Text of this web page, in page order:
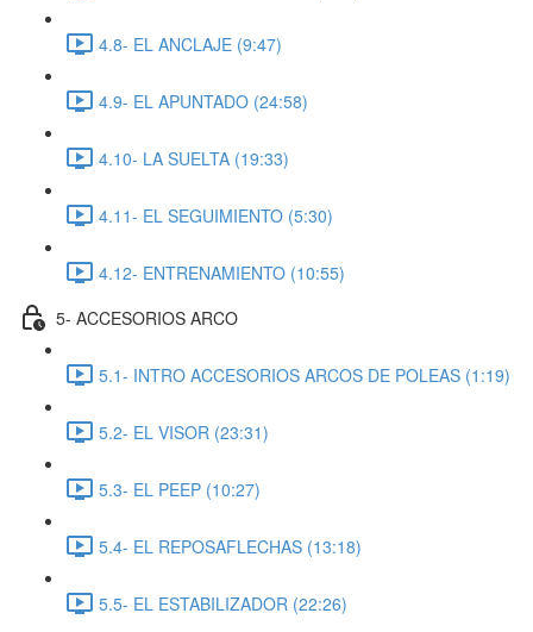
4.8- EL ANCLAJE (9:47)
4.9- EL APUNTADO (24:58)
4.10- LA SUELTA (19:33)
4.11- EL SEGUIMIENTO (5:30)
4.12- ENTRENAMIENTO (10:55)
5- ACCESORIOS ARCO
5.1- INTRO ACCESORIOS ARCOS DE POLEAS (1:19)
5.2- EL VISOR (23:31)
5.3- EL PEEP (10:27)
5.4- EL REPOSAFLECHAS (13:18)
5.5- EL ESTABILIZADOR (22:26)